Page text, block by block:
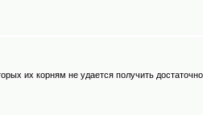
их корням не удается получить